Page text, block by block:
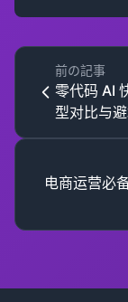
前の記事
零代码 AI
型对比与
电商运营必